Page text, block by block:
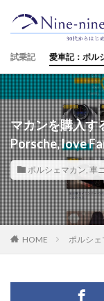
試乗記 愛車記：ポル
マカンを購入す
Porsche, love
ポルシェマカン, 車
HOME ポルシェ